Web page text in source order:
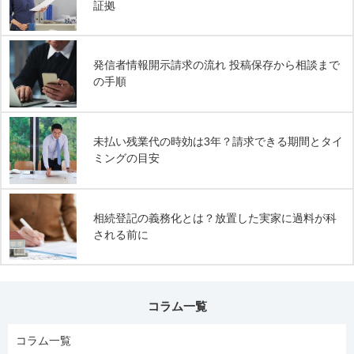
証拠
発信者情報開示請求の流れ 投稿保存から相談まで
の手順
未払い残業代の時効は3年？請求できる期間とタイ
ミングの目安
相続登記の義務化とは？放置した実家に過料が科
される前に
コラム一覧
コラム一覧